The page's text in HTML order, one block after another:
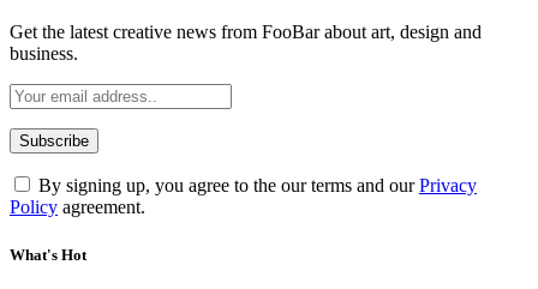
Get the latest creative news from FooBar about art, design and
business.
By signing up, you agree to the our terms and ourPrivacy
Policy agreement.
What's Hot